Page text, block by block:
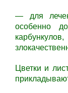
— для
особенно
Цветки и